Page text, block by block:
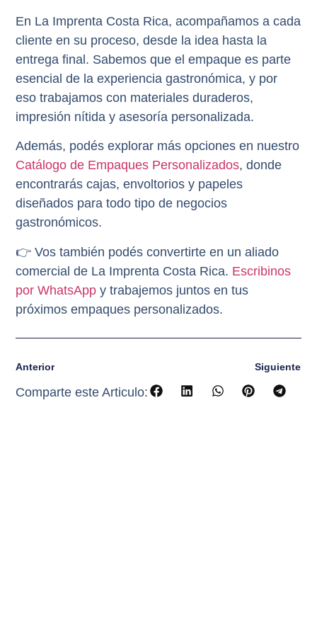
En La Imprenta Costa Rica, acompañamos a cada
cliente en su proceso, desde la idea hasta la
entrega final. Sabemos que el empaque es parte
esencial de la experiencia gastronómica, y por
eso trabajamos con materiales duraderos,
impresión nítida y asesoría personalizada.
Además, podés explorar más opciones en nuestro
Catálogo de Empaques Personalizados, donde
encontrarás cajas, envoltorios y papeles
diseñados para todo tipo de negocios
gastronómicos.
👉 Vos también podés convertirte en un aliado
comercial de La Imprenta Costa Rica. Escribinos
por WhatsApp y trabajemos juntos en tus
próximos empaques personalizados.
Anterior Siguiente
Comparte este Articulo: